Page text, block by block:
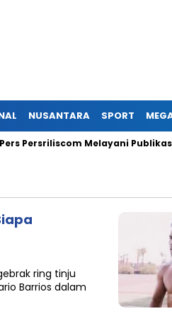
NUSANTARA SPORT
Persriliscom Melayani Publikasi
ring tinju
Barrios dalam